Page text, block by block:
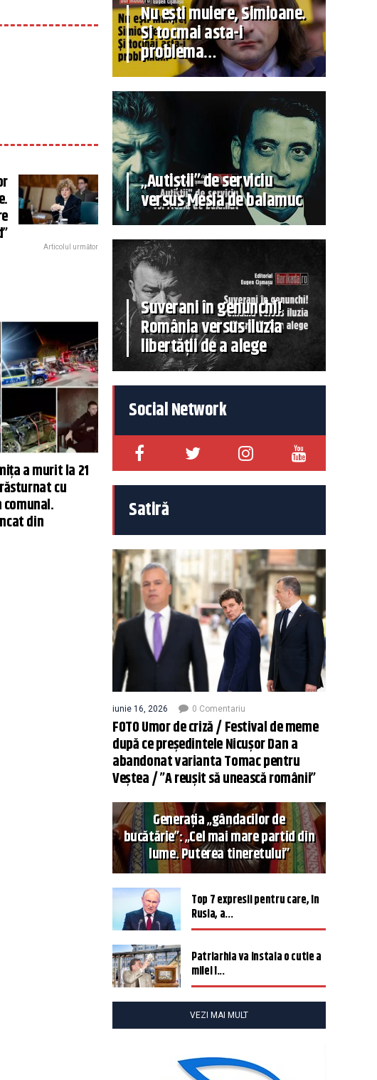
Articolul următor
a murit la 21
cu
comunal.
din
Nu ești muiere, Simioane.
Și tocmai asta-i
problema…
„Autiștii” de serviciu
versus Mesia de balamuc
Suverani în genunchi!
România versus iluzia
libertății de a alege
Social Network
Satiră
iunie 16, 2026 0 Comentariu
FOTO Umor de criză / Festival de meme
după ce președintele Nicușor Dan a
abandonat varianta Tomac pentru
Veștea / ”A reușit să unească românii”
Generația „gândacilor de
bucătărie”: „Cel mai mare partid din
lume. Puterea tineretului”
Top 7 expresii pentru care, în
Rusia, a...
Patriarhia va instala o cutie a
milei î...
VEZI MAI MULT